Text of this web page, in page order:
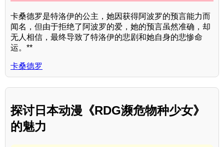
卡桑德罗是特洛伊的公主，她因获得阿波罗的预言能力而
闻名，但由于拒绝了阿波罗的爱，她的预言虽然准确，却
无人相信，最终导致了特洛伊的悲剧和她自身的悲惨命
运。**
卡桑德罗
探讨日本动漫《RDG濒危物种少女》
的魅力